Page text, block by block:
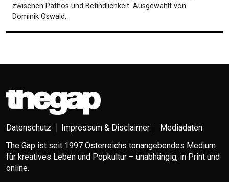
zwischen Pathos und Befindlichkeit. Ausgewählt von
Dominik Oswald.
Datenschutz Impressum & Disclaimer
Mediadaten
The Gap ist seit 1997 Österreichs tonangebendes Medium
für kreatives Leben und Popkultur – unabhängig, in Print und
online.